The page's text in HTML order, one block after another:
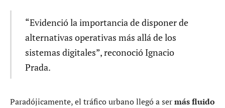
“Evidenció la importancia de disponer de
alternativas operativas más allá de los
sistemas digitales”, reconoció Ignacio
Prada.
Paradójicamente, el tráfico urbano llegó a sermás fluido